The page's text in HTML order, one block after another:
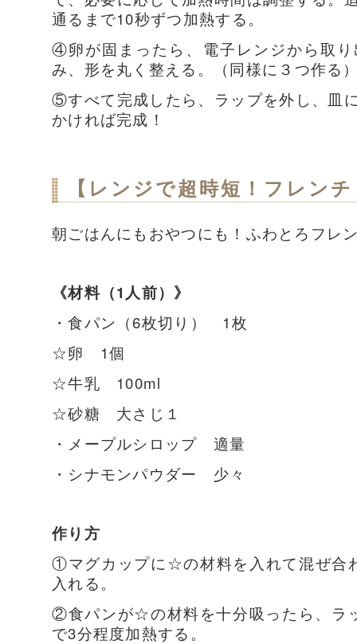
通るまで10秒ずつ加熱する。
④卵が固まったら、電子レンジから取
み、形を丸く整える。（同様に３つ作る
⑤すべて完成したら、ラップを外し、皿
かければ完成！
【レンジで超時短！フレン
朝ごはんにもおやつにも！ふわとろフレ
《材料（1人前）》
・食パン（6枚切り） 1枚
☆卵 1個
☆牛乳 100ml
☆砂糖 大さじ１
・メープルシロップ 適量
・シナモンパウダー 少々
作り方
①マグカップに☆の材料を入れて混ぜ合
入れる。
②食パンが☆の材料を十分吸ったら、ラ
で3分程度加熱する。